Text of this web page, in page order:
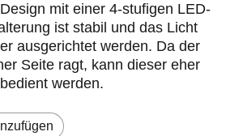
mit einer 4-stufigen LED-
ist stabil und das Licht
ausgerichtet werden. Da der
Seite ragt, kann dieser eher
werden.